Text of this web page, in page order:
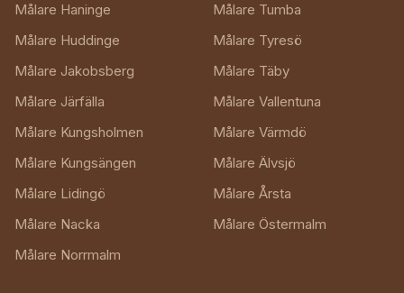
Målare Haninge
Målare Huddinge
Målare Jakobsberg
Målare Järfälla
Målare Kungsholmen
Målare Kungsängen
Målare Lidingö
Målare Nacka
Målare Norrmalm
Målare Tumba
Målare Tyresö
Målare Täby
Målare Vallentuna
Målare Värmdö
Målare Älvsjö
Målare Årsta
Målare Östermalm